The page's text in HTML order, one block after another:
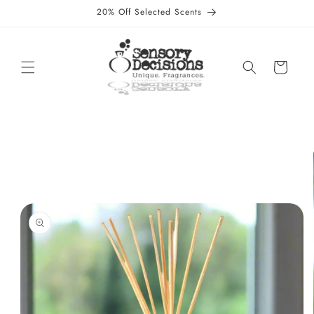
20% Off Selected Scents
Carrello